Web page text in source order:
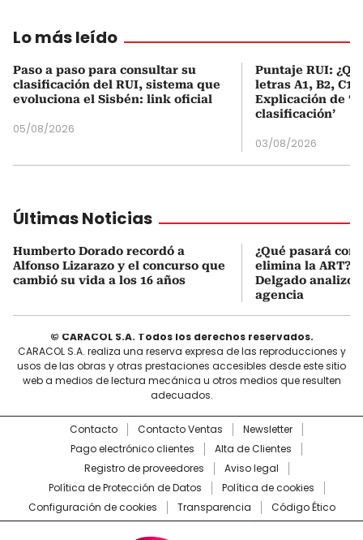
Lo más leído
Paso a paso para consultar su
clasificación del RUI, sistema que
evoluciona el Sisbén: link oficial
05/08/2026
Puntaje RUI:
letras A1, B2, C1
Explicación de
clasificación’
03/08/2026
Últimas Noticias
Humberto Dorado recordó a
Alfonso Lizarazo y el concurso que
cambió su vida a los 16 años
¿Qué pasará con
elimina la ART?
Delgado analizó
agencia
© CARACOL S.A. Todos los derechos reservados.
CARACOL S.A. realiza una reserva expresa de las reproducciones y
usos de las obras y otras prestaciones accesibles desde este sitio
web a medios de lectura mecánica u otros medios que resulten
adecuados.
Contacto Contacto Ventas
Newsletter
Pago electrónico clientes
Alta de Clientes
Registro de proveedores
Aviso legal
Política de Protección de Datos
Política de cookies
Configuración de cookies
Transparencia Código Ético